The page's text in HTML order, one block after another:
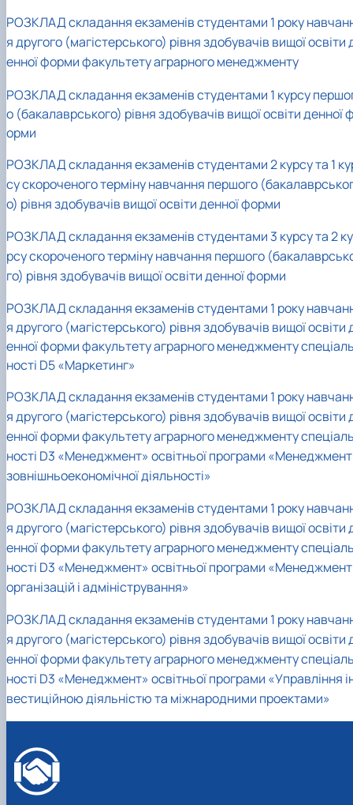
РОЗКЛАД складання екзаменів студентами 1 року
я другого (магістерського) рівня здобувачів вищої освіти
енної форми факультету аграрного менеджменту
РОЗКЛАД складання екзаменів студентами 1 курсу
о (бакалаврського) рівня здобувачів вищої освіти денної
орми
РОЗКЛАД складання екзаменів студентами 2 курсу та 1
су скороченого терміну навчання першого
о) рівня здобувачів вищої освіти денної форми
РОЗКЛАД складання екзаменів студентами 3 курсу та 2 ку
рсу скороченого терміну навчання першого
го) рівня здобувачів вищої освіти денної форми
РОЗКЛАД складання екзаменів студентами 1 року
я другого (магістерського) рівня здобувачів вищої освіти
енної форми факультету аграрного менеджменту
ності D5 «Маркетинг»
РОЗКЛАД складання екзаменів студентами 1 року
я другого (магістерського) рівня здобувачів вищої освіти
енної форми факультету аграрного менеджменту
ності D3 «Менеджмент» освітньої програми «Менеджмент
зовнішньоекономічної діяльності»
РОЗКЛАД складання екзаменів студентами 1 року
я другого (магістерського) рівня здобувачів вищої освіти
енної форми факультету аграрного менеджменту
ності D3 «Менеджмент» освітньої програми «Менеджмент
організацій і адміністрування»
РОЗКЛАД складання екзаменів студентами 1 року
я другого (магістерського) рівня здобувачів вищої освіти
енної форми факультету аграрного менеджменту
ності D3 «Менеджмент» освітньої програми «Управління
вестиційною діяльністю та міжнародними проектами»